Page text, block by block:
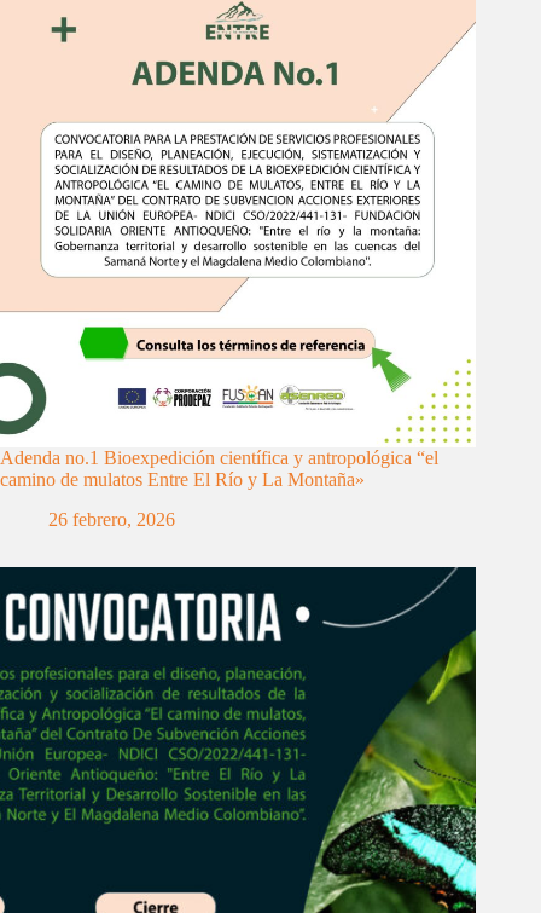
Adenda no.1 Bioexpedición científica y antropológica “el
camino de mulatos Entre El Río y La Montaña»
26 febrero, 2026